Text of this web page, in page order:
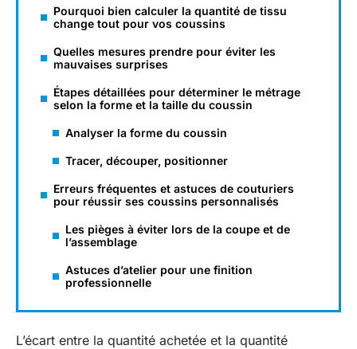
Pourquoi bien calculer la quantité de tissu
change tout pour vos coussins
Quelles mesures prendre pour éviter les
mauvaises surprises
Étapes détaillées pour déterminer le métrage
selon la forme et la taille du coussin
Analyser la forme du coussin
Tracer, découper, positionner
Erreurs fréquentes et astuces de couturiers
pour réussir ses coussins personnalisés
Les pièges à éviter lors de la coupe et de
l’assemblage
Astuces d’atelier pour une finition
professionnelle
L’écart entre la quantité achetée et la quantité